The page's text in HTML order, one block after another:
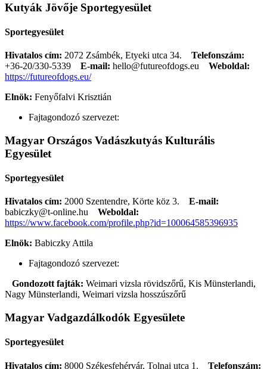
Kutyák Jövője Sportegyesület
Sportegyesület
Hivatalos cím: 2072 Zsámbék, Etyeki utca 34. Telefonszám:
+36-20/330-5339
E-mail: hello@futureofdogs.eu
Weboldal:
https://futureofdogs.eu/
Elnök: Fenyőfalvi Krisztián
Fajtagondozó szervezet:
Magyar Országos Vadászkutyás Kulturális
Egyesület
Sportegyesület
Hivatalos cím: 2000 Szentendre, Körte köz 3. E-mail:
babiczky@t-online.hu
Weboldal:
https://www.facebook.com/profile.php?id=100064585396935
Elnök: Babiczky Attila
Fajtagondozó szervezet:
Gondozott fajták: Weimari vizsla rövidszőrű, Kis Münsterlandi,
Nagy Münsterlandi, Weimari vizsla hosszúszőrű
Magyar Vadgazdálkodók Egyesülete
Sportegyesület
Hivatalos cím: 8000 Székesfehérvár, Tolnai utca 1. Telefonszám: